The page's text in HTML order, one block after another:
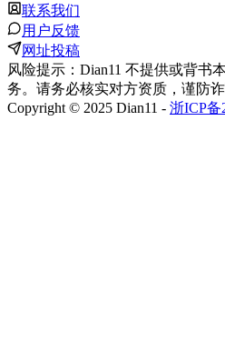
联系我们
用户反馈
网址投稿
风险提示：Dian11 不提供或背书
务。请务必核实对方资质，谨防诈
Copyright © 2025 Dian11 - 浙ICP备